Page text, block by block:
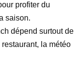
profiter du
saison.
dépend surtout de
la météo